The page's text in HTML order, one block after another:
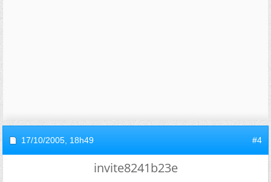
17/10/2005, 18h49 #4
invite8241b23e